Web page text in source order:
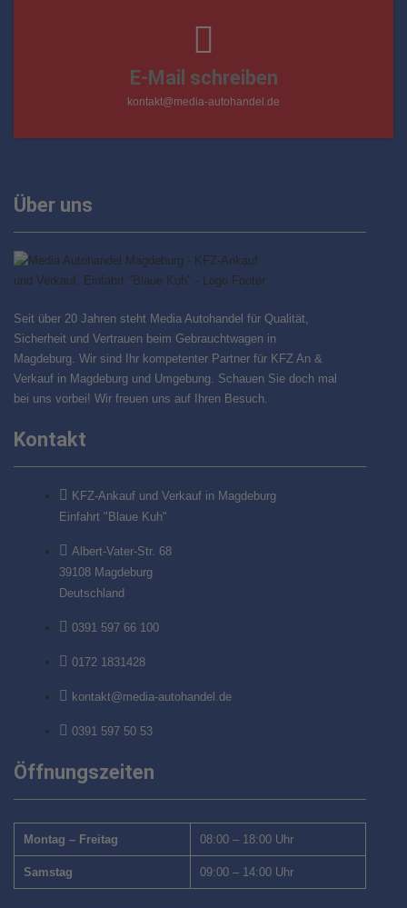
E-Mail schreiben
kontakt@media-autohandel.de
Über uns
Seit über 20 Jahren steht Media Autohandel für Qualität,
Sicherheit und Vertrauen beim Gebrauchtwagen in
Magdeburg. Wir sind Ihr kompetenter Partner für KFZ An &
Verkauf in Magdeburg und Umgebung. Schauen Sie doch mal
bei uns vorbei! Wir freuen uns auf Ihren Besuch.
Kontakt
KFZ-Ankauf und Verkauf in Magdeburg
Einfahrt "Blaue Kuh"
Albert-Vater-Str. 68
39108 Magdeburg
Deutschland
0391 597 66 100
0172 1831428
kontakt@media-autohandel.de
0391 597 50 53
Öffnungszeiten
Montag – Freitag 08:00 – 18:00 Uhr
Samstag 09:00 – 14:00 Uhr